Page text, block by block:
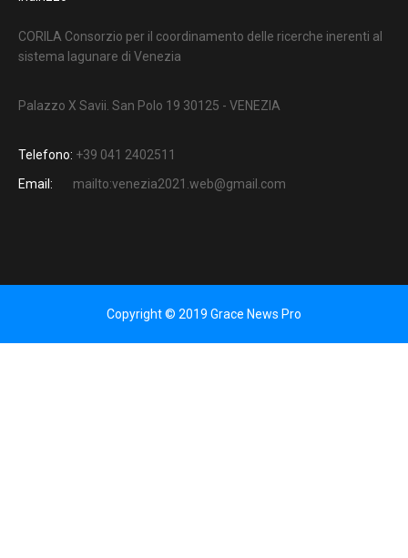
CORILA Consorzio per il coordinamento delle ricerche inerenti al
sistema lagunare di Venezia
Palazzo X Savii. San Polo 19 30125 - VENEZIA
Telefono: +39 041 2402511
Email:
mailto:venezia2021.web@gmail.com
Copyright © 2019 Grace News Pro